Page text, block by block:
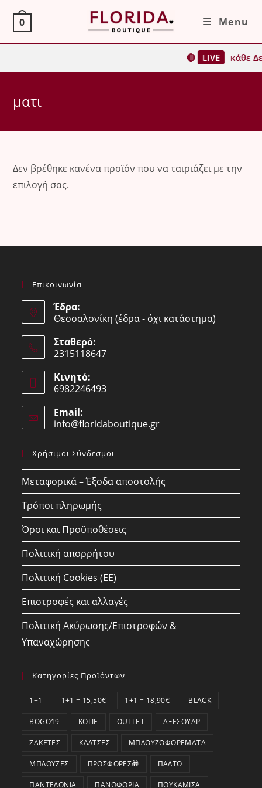
content
0 Menu
🔴 LIVE κάθε
ματι
Δεν βρέθηκε κανένα προϊόν που να ταιριάζει με την
επιλογή σας.
Επικοινωνία
Έδρα:
Θεσσαλονίκη (έδρα - όχι κατάστημα)
Σταθερό:
2315118647
in
your
application
Κινητό:
6982246493
in
your
Email:
info@floridaboutique.grOpens
Χρήσιμοι Σύνδεσμοι
Μεταφορικά – Έξοδα αποστολής
Τρόποι πληρωμής
Όροι και Προϋποθέσεις
Πολιτική απορρήτου
Πολιτική Cookies (ΕΕ)
Επιστροφές και αλλαγές
Πολιτική Ακύρωσης/Επιστροφών &
Υπαναχώρησης
Κατηγορίες Προϊόντων
1+1 1+1 = 15,50€ 1+1 = 18,90€ BLACK
BOGO19 KOLIE OUTLET ΑΞΕΣΟΥΆΡ
ΖΑΚΈΤΕΣ ΚΆΛΤΣΕΣ ΜΠΛΟΥΖΟΦΟΡΈΜΑΤΑ
ΜΠΛΟΎΖΕΣ ΠΡΟΣΦΟΡΕΣ🎁 ΠΑΛΤΌ
ΠΑΝΤΕΛΌΝΙΑ ΠΑΝΩΦΌΡΙΑ ΠΟΥΚΆΜΙΣΑ